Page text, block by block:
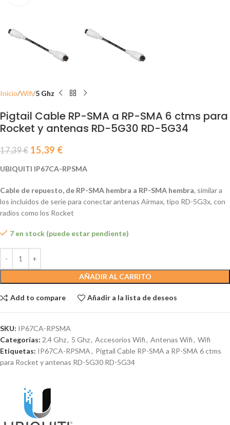
Inicio Wifi 5 Ghz
Pigtail Cable RP-SMA a RP-SMA 6 ctms para
Rocket y antenas RD-5G30 RD-5G34
17,39€ 15,39 €
UBIQUITI IP67CA-RPSMA
Cable de repuesto, de RP-SMA hembra a RP-SMA hembra, similar a
los incluidos de serie para conectar antenas Airmax, tipo RD-5G3x, con
radios como los Rocket
7 en stock (puede estar pendiente)
AÑADIR AL CARRITO
Add to compare Añadir a la lista de deseos
SKU: IP67CA-RPSMA
Categorías: 2.4 Ghz, 5 Ghz, Accesorios Wifi, Antenas Wifi, Wifi
Etiquetas: IP67CA-RPSMA, Pigtail Cable RP-SMA a RP-SMA 6 ctms
para Rocket y antenas RD-5G30 RD-5G34